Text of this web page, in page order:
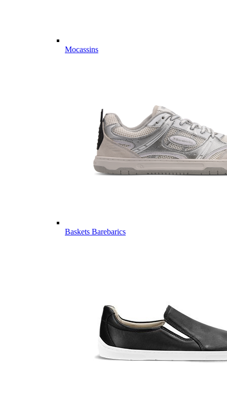
Mocassins
Baskets Barebarics